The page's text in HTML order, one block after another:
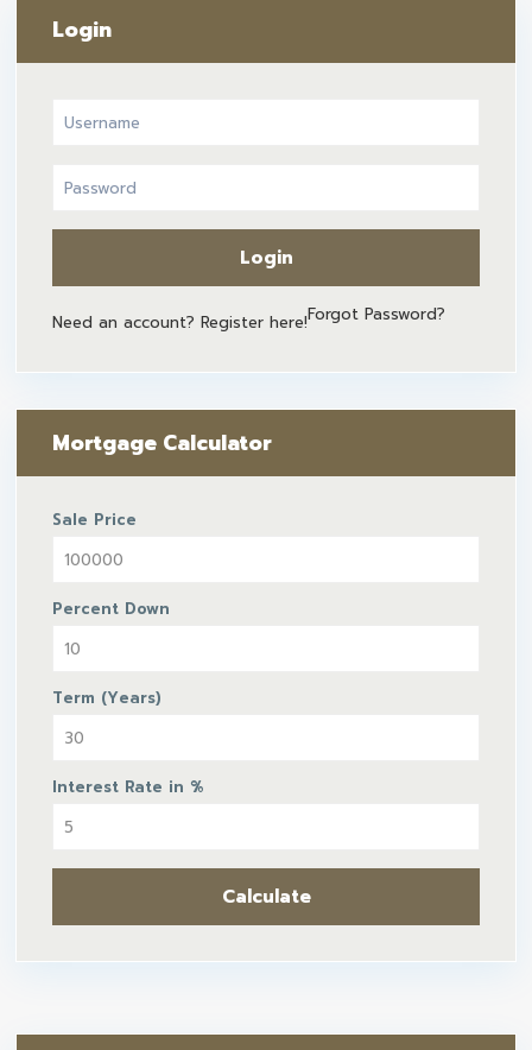
Login
Login
Need an account? Register here!Forgot Password?
Mortgage Calculator
Sale Price
Percent Down
Term (Years)
Interest Rate in %
Calculate